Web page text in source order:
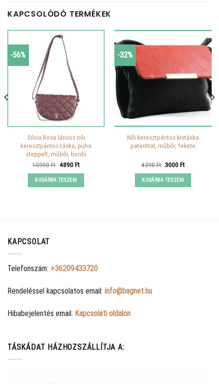
KAPCSOLÓDÓ TERMÉKEK
-56%
Silvia Rosa láncos női
keresztpántos táska, puha
steppelt, műbőr, bordó
10990Ft Original
was:
10990 Ft.
4890FtCurrent
KOSÁRBA TESZEM
-32%
Női keresztpántos kistáska
patenttal, műbőr, fekete
4390Ft Original
was:
4390 Ft.
3000FtCurrent
KOSÁRBA TESZEM
KAPCSOLAT
Telefonszám: +36209433720
Rendeléssel kapcsolatos email: info@bagnet.hu
Hibabejelentés email: Kapcsolati oldalon
TÁSKÁDAT HÁZHOZSZÁLLÍTJA A: